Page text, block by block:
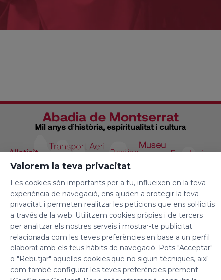
Valorem la teva privacitat
Les cookies són importants per a tu, influeixen en la teva
experiència de navegació, ens ajuden a protegir la teva
privacitat i permeten realitzar les peticions que ens sol·licitis
a través de la web. Utilitzem cookies pròpies i de tercers
per analitzar els nostres serveis i mostrar-te publicitat
relacionada com les teves preferències en base a un perfil
elaborat amb els teus hàbits de navegació. Pots "Acceptar"
o "Rebutjar" aquelles cookies que no siguin tècniques, així
com també configurar les teves preferències prement